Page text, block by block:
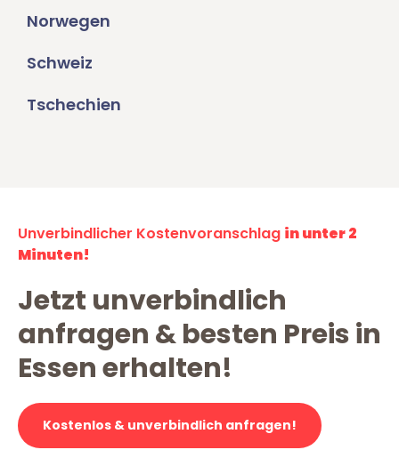
Norwegen
Schweiz
Tschechien
Unverbindlicher Kostenvoranschlag in unter 2
Minuten!
Jetzt unverbindlich
anfragen & besten Preis in
Essen erhalten!
Kostenlos & unverbindlich anfragen!